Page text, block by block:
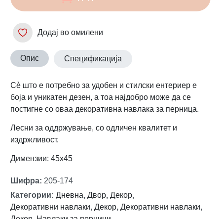
Додај во омилени
Опис Спецификација
Сè што е потребно за удобен и стилски ентериер е
боја и уникатен дезен, а тоа најдобро може да се
постигне со оваа декоративна навлака за перница.
Лесни за оддржување, со одличен квалитет и
издржливост.
Димензии: 45х45
Шифра: 205-174
Категории: Дневна, Двор, Декор,
Декоративни навлаки, Декор, Декоративни навлаки,